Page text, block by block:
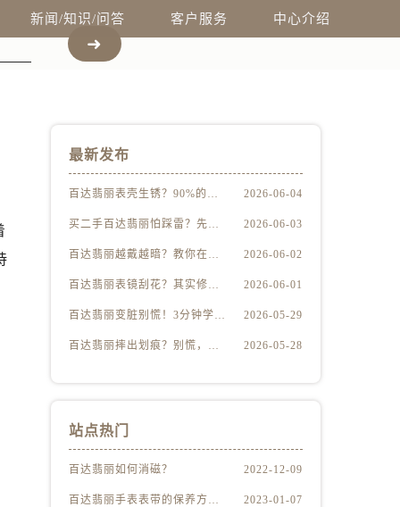
新闻/知识/问答 客户服务 中心介绍
最新发布
百达翡丽表壳生锈？90%的人都用错了清洁方法 2026-06-04
买二手百达翡丽怕踩雷？先学会这5个防伪要点 2026-06-03
百达翡丽越戴越暗？教你在家轻松恢复出厂光泽 2026-06-02
百达翡丽表镜刮花？其实修复没你想得那么贵 2026-06-01
百达翡丽变脏别慌！3分钟学会在家轻松清洗 2026-05-29
百达翡丽摔出划痕？别慌，这些修复技巧太实用了 2026-05-28
站点热门
百达翡丽如何消磁？ 2022-12-09
百达翡丽手表表带的保养方法有哪些？ 2023-01-07